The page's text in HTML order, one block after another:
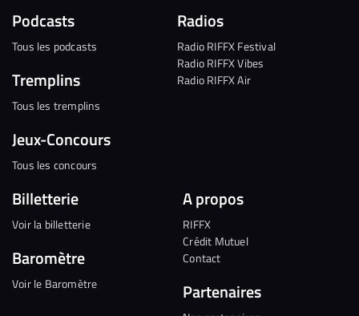
Podcasts
Tous les podcasts
Tremplins
Tous les tremplins
Jeux-Concours
Tous les concours
Radios
Radio RIFFX Festival
Radio RIFFX Vibes
Radio RIFFX Air
Billetterie
Voir la billetterie
Baromètre
Voir le Baromètre
A propos
RIFFX
Crédit Mutuel
Contact
Partenaires